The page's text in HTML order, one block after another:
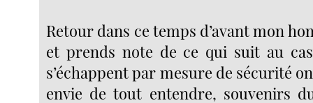
Retour dans ce temps d’avant mon
et prends note de ce qui suit au
s’échappent par mesure de sécurité
envie de tout entendre, souvenirs